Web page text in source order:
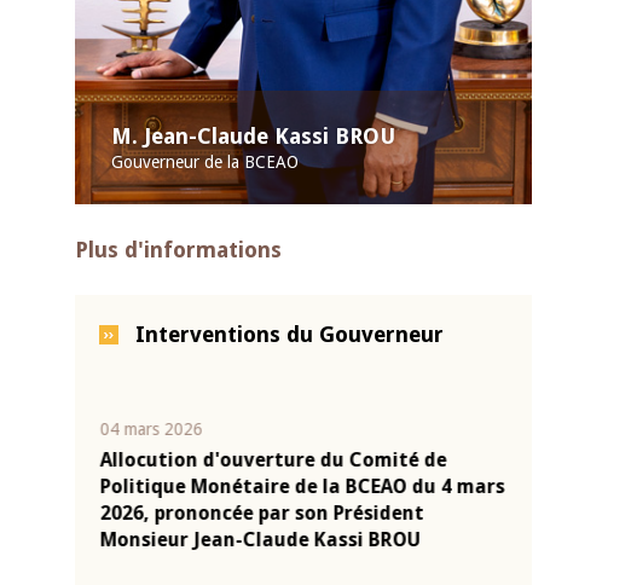
M. Jean-Claude Kassi BROU
Gouverneur de la BCEAO
Plus d'informations
Interventions du Gouverneur
04 mars 2026
Allocution d'ouverture du Comité de
Politique Monétaire de la BCEAO du 4 mars
2026, prononcée par son Président
Monsieur Jean-Claude Kassi BROU